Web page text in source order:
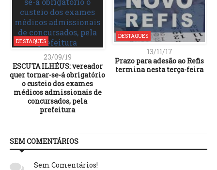
DESTAQUES
23/09/19
ESCUTA ILHÉUS: vereador
quer tornar-se-á obrigatório
o custeio dos exames
médicos admissionais de
concursados, pela
prefeitura
DESTAQUES
13/11/17
Prazo para adesão ao Refis
termina nesta terça-feira
SEM COMENTÁRIOS
Sem Comentários!